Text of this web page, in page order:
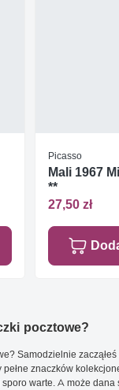
Picasso
Mali 1967
**
27,50 zł
pocztowe?
Samodzielnie
znaczków
warte. A może dana